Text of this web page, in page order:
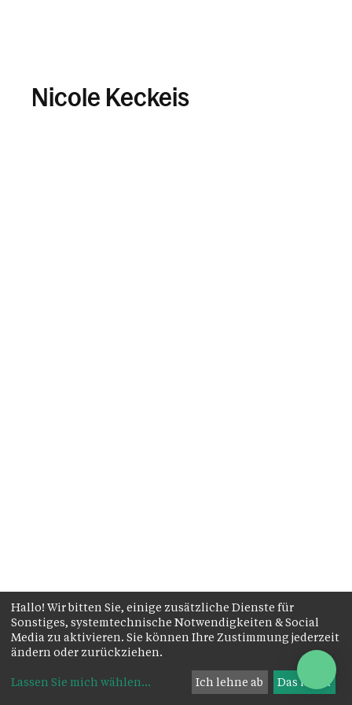
Nicole Keckeis
Hallo! Wir bitten Sie, einige zusätzliche Dienste für
Sonstiges, systemtechnische Notwendigkeiten & Social
Media zu aktivieren. Sie können Ihre Zustimmung jederzeit
ändern oder zurückziehen.
Lassen Sie mich wählen... Ich lehne ab Das ist ok